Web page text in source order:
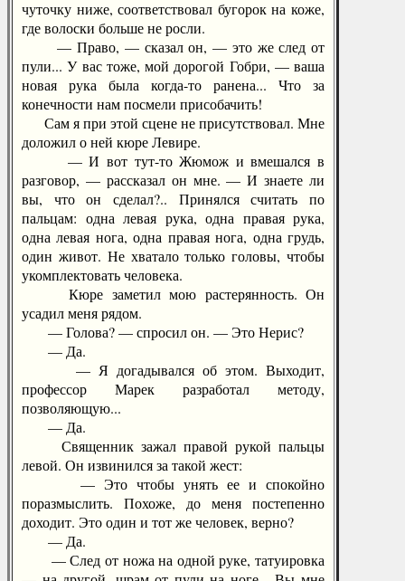
чуточку ниже, соответствовал бугорок на коже,
где волоски больше не росли.
— Право, — сказал он, — это же след от
пули... У вас тоже, мой дорогой Гобри, — ваша
новая рука была когда-то ранена... Что за
конечности нам посмели присобачить!
Сам я при этой сцене не присутствовал. Мне
доложил о ней кюре Левире.
— И вот тут-то Жюмож и вмешался в
разговор, — рассказал он мне. — И знаете ли
вы, что он сделал?.. Принялся считать по
пальцам: одна левая рука, одна правая рука,
одна левая нога, одна правая нога, одна грудь,
один живот. Не хватало только головы, чтобы
укомплектовать человека.
Кюре заметил мою растерянность. Он
усадил меня рядом.
— Голова? — спросил он. — Это Нерис?
— Да.
— Я догадывался об этом. Выходит,
профессор Марек разработал методу,
позволяющую...
— Да.
Священник зажал правой рукой пальцы
левой. Он извинился за такой жест:
— Это чтобы унять ее и спокойно
поразмыслить. Похоже, до меня постепенно
доходит. Это один и тот же человек, верно?
— Да.
— След от ножа на одной руке, татуировка